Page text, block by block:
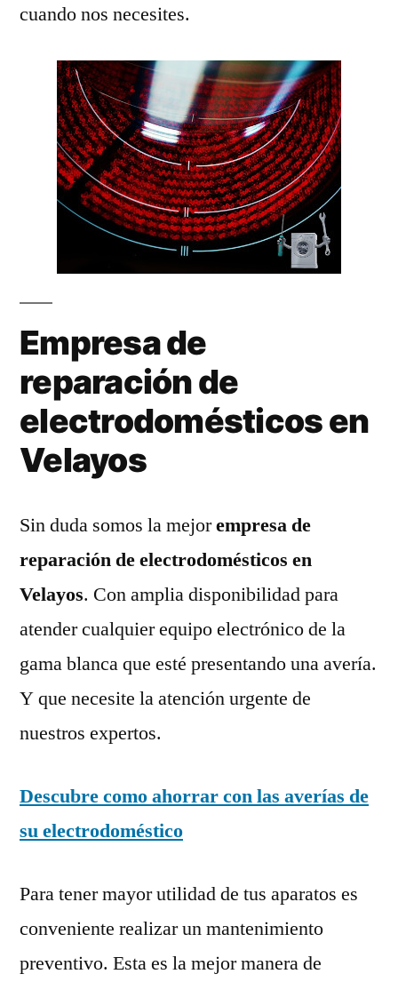
cuando nos necesites.
Empresa de
reparación de
electrodomésticos en
Velayos
Sin duda somos la mejorempresa de
reparación de electrodomésticos en
Velayos. Con amplia disponibilidad para
atender cualquier equipo electrónico de la
gama blanca que esté presentando una avería.
Y que necesite la atención urgente de
nuestros expertos.
Descubre como ahorrar con las averías de
su electrodoméstico
Para tener mayor utilidad de tus aparatos es
conveniente realizar un mantenimiento
preventivo. Esta es la mejor manera de